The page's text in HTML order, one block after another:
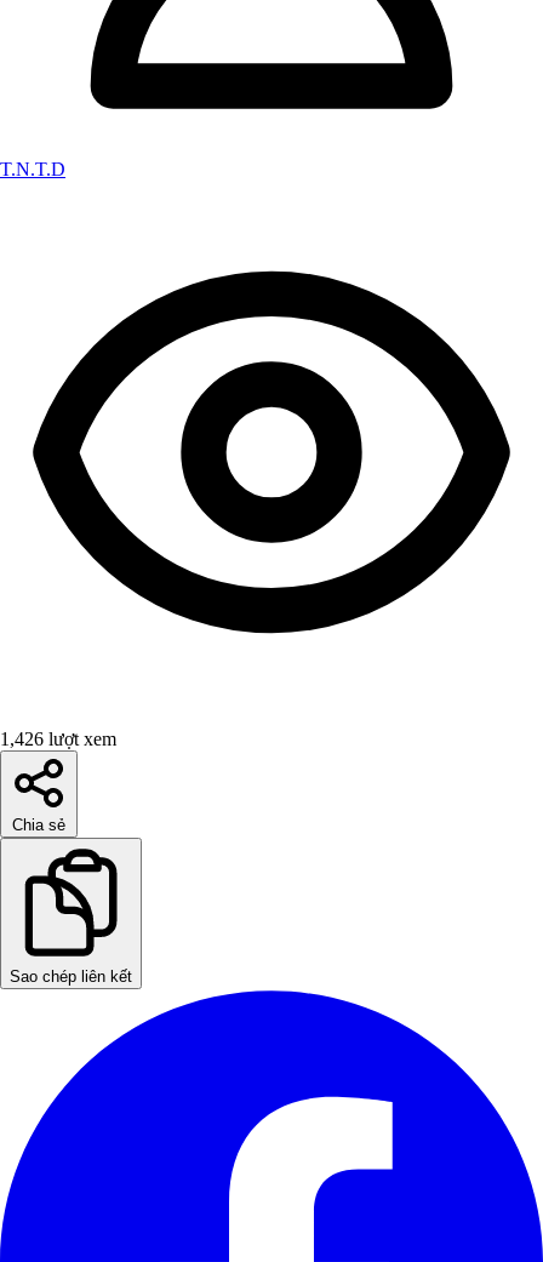
T.N.T.D
1,426 lượt xem
Chia sẻ
Sao chép liên kết